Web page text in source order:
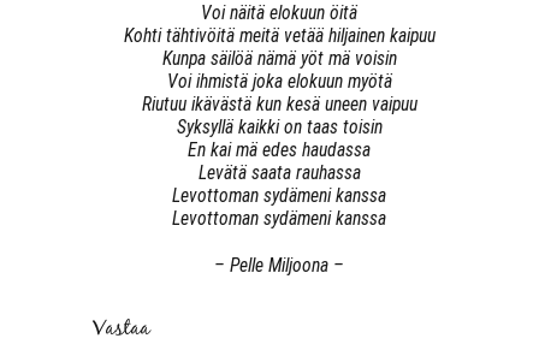
Voi näitä elokuun öitä
Kohti tähtivöitä meitä vetää hiljainen kaipuu
Kunpa säilöä nämä yöt mä voisin
Voi ihmistä joka elokuun myötä
Riutuu ikävästä kun kesä uneen vaipuu
Syksyllä kaikki on taas toisin
En kai mä edes haudassa
Levätä saata rauhassa
Levottoman sydämeni kanssa
Levottoman sydämeni kanssa
– Pelle Miljoona –
Vastaa